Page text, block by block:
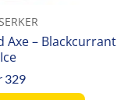
Axe – Blackcurrant
Ice
329